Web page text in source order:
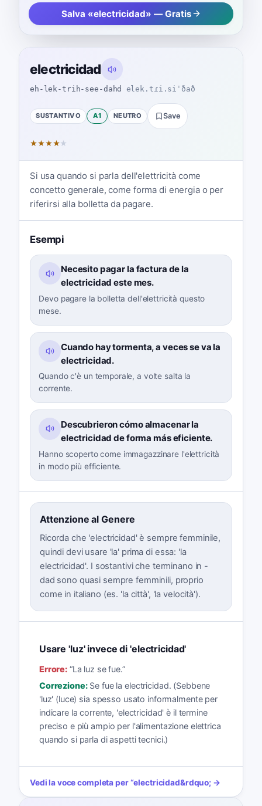
Salva «electricidad» — Gratis
electricidad
eh-lek-trih-see-dahd elek.tɾi.siˈðað
SUSTANTIVO A1 NEUTRO Save
★★★★★
Si usa quando si parla dell'elettricità come
concetto generale, come forma di energia o per
riferirsi alla bolletta da pagare.
Esempi
Necesito pagar la factura de la
electricidad este mes.
Devo pagare la bolletta dell'elettricità questo
mese.
Cuando hay tormenta, a veces se va la
electricidad.
Quando c'è un temporale, a volte salta la
corrente.
Descubrieron cómo almacenar la
electricidad de forma más eficiente.
Hanno scoperto come immagazzinare l'elettricità
in modo più efficiente.
Attenzione al Genere
Ricorda che 'electricidad' è sempre femminile,
quindi devi usare 'la' prima di essa: 'la
electricidad'. I sostantivi che terminano in -
dad sono quasi sempre femminili, proprio
come in italiano (es. 'la città', 'la velocità').
Usare 'luz' invece di 'electricidad'
Errore: “La luz se fue.”
Correzione: Se fue la electricidad. (Sebbene
'luz' (luce) sia spesso usato informalmente per
indicare la corrente, 'electricidad' è il termine
preciso e più ampio per l'alimentazione elettrica
quando si parla di aspetti tecnici.)
Vedi la voce completa per“electricidad&rdquo; →